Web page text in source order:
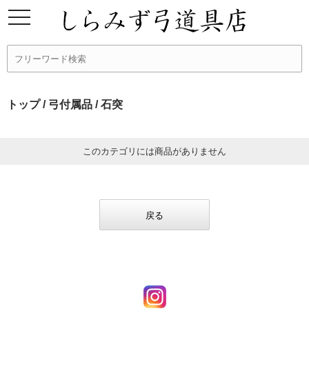
トップ/ 弓付属品 / 石突
このカテゴリには商品がありません
戻る